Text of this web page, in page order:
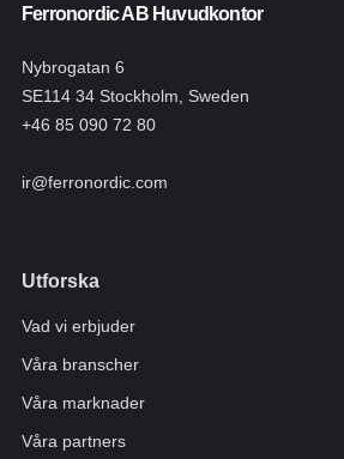
Ferronordic AB Huvudkontor
Nybrogatan 6
SE114 34 Stockholm, Sweden
+46 85 090 72 80
ir@ferronordic.com
Utforska
Vad vi erbjuder
Våra branscher
Våra marknader
Våra partners